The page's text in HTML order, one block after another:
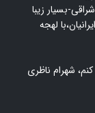
لهجه
شهرام ناظری